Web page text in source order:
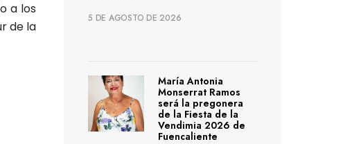
a los
de la
5 DE AGOSTO DE 2026
María Antonia
Monserrat Ramos
será la pregonera
de la Fiesta de la
Vendimia 2026 de
Fuencaliente